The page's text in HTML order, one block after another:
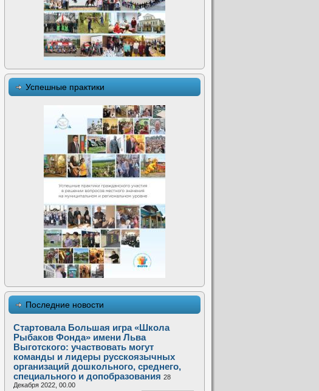
Успешные практики
Последние новости
Стартовала Большая игра «Школа
Рыбаков Фонда» имени Льва
Выготского: участвовать могут
команды и лидеры русскоязычных
организаций дошкольного, среднего,
специального и допобразования 28
Декабря 2022, 00.00